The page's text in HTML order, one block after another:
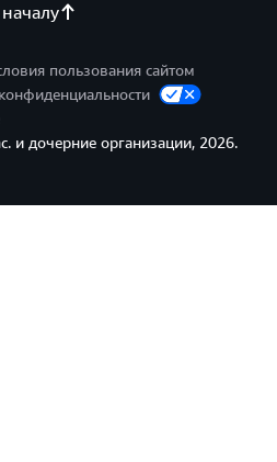
пользования сайтом
и дочерние организации, 2026.